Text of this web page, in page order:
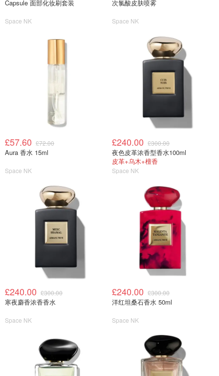
Capsule 面部化妆刷套装
Space NK
次氯酸皮肤喷雾
Space NK
£57.60 £72.00
Aura 香水 15ml
Space NK
£240.00 £300.00
夜色皮革浓香型香水100ml
皮革+乌木+檀香
Space NK
£240.00 £300.00
寒夜麝香浓香香水
Space NK
£240.00 £300.00
洋红坦桑石香水 50ml
Space NK